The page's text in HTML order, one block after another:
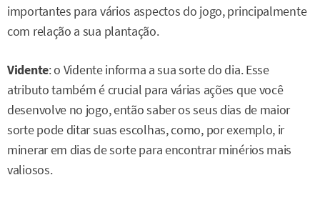
importantes para vários aspectos do jogo, principalmente
com relação a sua plantação.
Vidente: o Vidente informa a sua sorte do dia. Esse
atributo também é crucial para várias ações que você
desenvolve no jogo, então saber os seus dias de maior
sorte pode ditar suas escolhas, como, por exemplo, ir
minerar em dias de sorte para encontrar minérios mais
valiosos.